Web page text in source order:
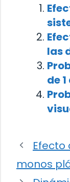
las
de
Efecto
monos